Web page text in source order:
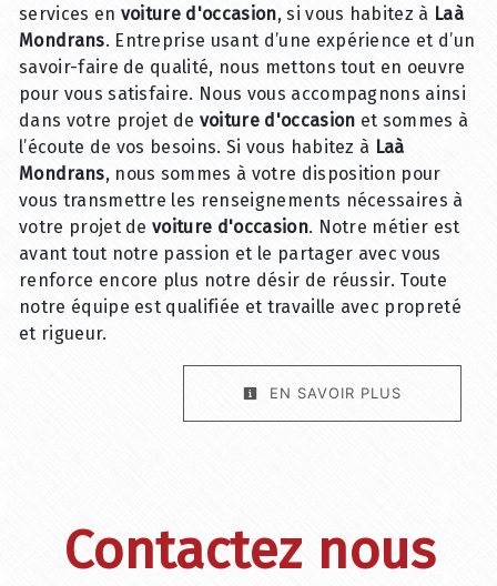
services en voiture d'occasion, si vous habitez à Laà
Mondrans. Entreprise usant d’une expérience et d’un
savoir-faire de qualité, nous mettons tout en oeuvre
pour vous satisfaire. Nous vous accompagnons ainsi
dans votre projet de voiture d'occasion et sommes à
l’écoute de vos besoins. Si vous habitez à Laà
Mondrans, nous sommes à votre disposition pour
vous transmettre les renseignements nécessaires à
votre projet devoiture d'occasion. Notre métier est
avant tout notre passion et le partager avec vous
renforce encore plus notre désir de réussir. Toute
notre équipe est qualifiée et travaille avec propreté
et rigueur.
EN SAVOIR PLUS
Contactez nous